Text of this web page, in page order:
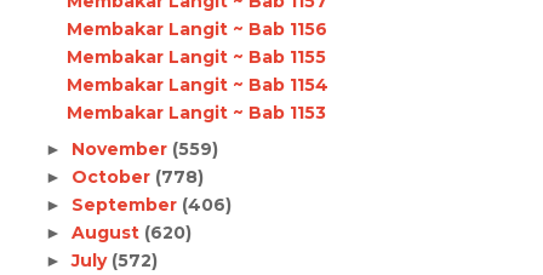
Membakar Langit ~ Bab 1156
Membakar Langit ~ Bab 1155
Membakar Langit ~ Bab 1154
Membakar Langit ~ Bab 1153
► November (559)
► October (778)
► September (406)
► August (620)
►July (572)